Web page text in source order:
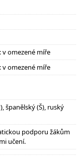
omezené míře
omezené míře
španělský (Š), ruský
podporu žákům
učení.